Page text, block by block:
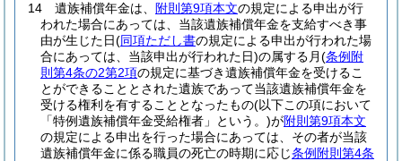
14
遺族補償年金は、 附則第9項本文の規定による申出が行
われた場合にあっては、当該遺族補償年金を支給すべき事
由が生じた日(同項ただし書の規定による申出が行われた場
合にあっては、当該申出が行われた日)の属する月(条例附
則第4条の2第2項の規定に基づき遺族補償年金を受けるこ
とができることとされた遺族であって当該遺族補償年金を
受ける権利を有することとなったもの(以下この項において
「特例遺族補償年金受給権者」という。)が附則第9項本文
の規定による申出を行った場合にあっては、その者が当該
遺族補償年金に係る職員の死亡の時期に応じ条例附則第4条